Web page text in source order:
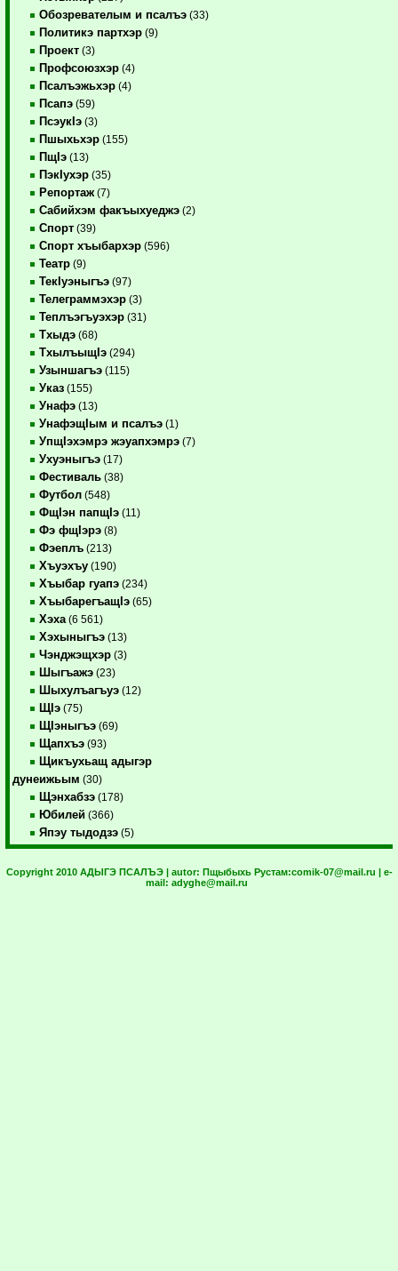
Обозревателым и псалъэ (33)
Политикэ партхэр (9)
Проект (3)
Профсоюзхэр (4)
Псалъэжьхэр (4)
Псапэ (59)
ПсэукIэ (3)
Пшыхьхэр (155)
ПщIэ (13)
ПэкIухэр (35)
Репортаж (7)
Сабийхэм факъыхуеджэ (2)
Спорт (39)
Спорт хъыбархэр (596)
Театр (9)
ТекIуэныгъэ (97)
Телеграммэхэр (3)
Теплъэгъуэхэр (31)
Тхыдэ (68)
ТхылъыщIэ (294)
Узыншагъэ (115)
Указ (155)
Унафэ (13)
УнафэщIым и псалъэ (1)
УпщIэхэмрэ жэуапхэмрэ (7)
Ухуэныгъэ (17)
Фестиваль (38)
Футбол (548)
ФщIэн папщIэ (11)
Фэ фщIэрэ (8)
Фэеплъ (213)
Хъуэхъу (190)
Хъыбар гуапэ (234)
ХъыбарегъащIэ (65)
Хэха (6 561)
Хэхыныгъэ (13)
Чэнджэщхэр (3)
Шыгъажэ (23)
Шыхулъагъуэ (12)
ЩIэ (75)
ЩIэныгъэ (69)
Щапхъэ (93)
Щикъухьащ адыгэр
дунеижьым (30)
Щэнхабзэ (178)
Юбилей (366)
Япэу тыдодзэ (5)
Copyright 2010 АДЫГЭ ПСАЛЪЭ | autor: Пщыбыхь Рустам:comik-07@mail.ru | e-
mail: adyghe@mail.ru